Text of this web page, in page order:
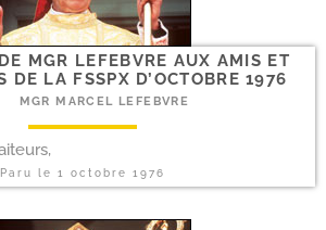
MGR LEFEBVRE AUX AMIS ET
DE LA FSSPX D’OCTOBRE 1976
MGR MARCEL LEFEBVRE
Paru le 1 octobre 1976